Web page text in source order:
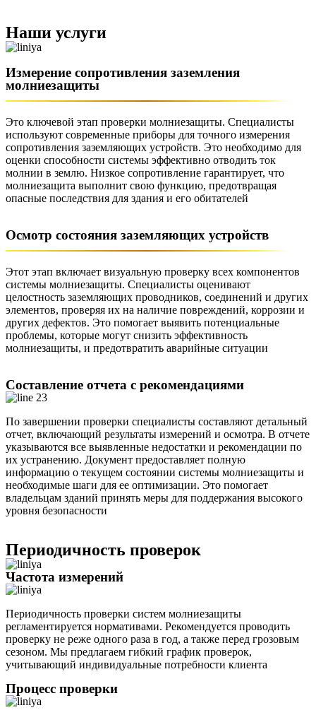
Наши услуги
Измерение сопротивления заземления
молниезащиты
Это ключевой этап проверки молниезащиты. Специалисты
используют современные приборы для точного измерения
сопротивления заземляющих устройств. Это необходимо для
оценки способности системы эффективно отводить ток
молнии в землю. Низкое сопротивление гарантирует, что
молниезащита выполнит свою функцию, предотвращая
опасные последствия для здания и его обитателей
Осмотр состояния заземляющих устройств
Этот этап включает визуальную проверку всех компонентов
системы молниезащиты. Специалисты оценивают
целостность заземляющих проводников, соединений и других
элементов, проверяя их на наличие повреждений, коррозии и
других дефектов. Это помогает выявить потенциальные
проблемы, которые могут снизить эффективность
молниезащиты, и предотвратить аварийные ситуации
Составление отчета с рекомендациями
По завершении проверки специалисты составляют детальный
отчет, включающий результаты измерений и осмотра. В отчете
указываются все выявленные недостатки и рекомендации по
их устранению. Документ предоставляет полную
информацию о текущем состоянии системы молниезащиты и
необходимые шаги для ее оптимизации. Это помогает
владельцам зданий принять меры для поддержания высокого
уровня безопасности
Периодичность проверок
Частота измерений
Периодичность проверки систем молниезащиты
регламентируется нормативами. Рекомендуется проводить
проверку не реже одного раза в год, а также перед грозовым
сезоном. Мы предлагаем гибкий график проверок,
учитывающий индивидуальные потребности клиента
Процесс проверки